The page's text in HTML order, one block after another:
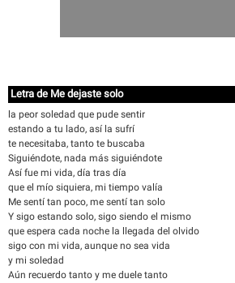
Letra de Me dejaste solo
la peor soledad que pude sentir
estando a tu lado, así la sufrí
te necesitaba, tanto te buscaba
Siguiéndote, nada más siguiéndote
Así fue mi vida, día tras día
que el mío siquiera, mi tiempo valía
Me sentí tan poco, me sentí tan solo
Y sigo estando solo, sigo siendo el mismo
que espera cada noche la llegada del olvido
sigo con mi vida, aunque no sea vida
y mi soledad
Aún recuerdo tanto y me duele tanto